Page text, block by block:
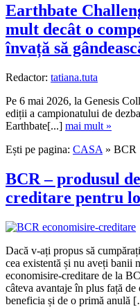
Earthbate
mult decât o
învață să
Redactor: tatiana.tuta
Pe 6 mai 2026, la Genesis
ediții a campionatului de
Earthbate[...] mai mult »
Ești pe pagina: CASA » BCR
BCR – produsul
creditare pentru
Dacă v-ați propus să
cea existentă și nu aveți banii
economisire-creditare de la
câteva avantaje în plus față
beneficia și de o primă anulă